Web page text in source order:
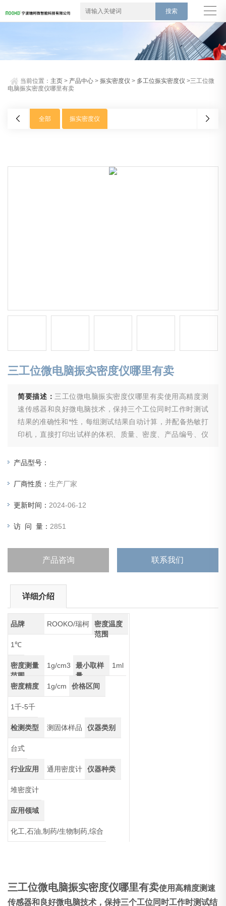
当前位置： 主页 > 产品中心 >振实密度仪 > 多工位振实密度仪 >三工位微
电脑振实密度仪哪里有卖
全部 振实密度仪
三工位微电脑振实密度仪哪里有卖
简要描述： 三工位微电脑振实密度仪哪里有卖使用高精度测
速传感器和良好微电脑技术，保持三个工位同时工作时测试
结果的准确性和*性，每组测试结果自动计算，并配备热敏打
印机，直接打印出试样的体积、质量、密度、产品编号、仪
产品型号：
厂商性质：生产厂家
更新时间： 2024-06-12
访 问 量： 2851
产品咨询 联系我们
详细介绍
品牌 ROOKO/瑞柯
密度温度
范围
1℃
密度测量
范围
1g/cm3
最小取样
量
1ml
密度精度 1g/cm 价格区间
1千-5千
检测类型 测固体样品 仪器类别
台式
行业应用 通用密度计 仪器种类
堆密度计
应用领域
化工,石油,制药/生物制药,综合
三工位微电脑振实密度仪哪里有卖使用高精度测速
传感器和良好微电脑技术，保持三个工位同时工作时测试结